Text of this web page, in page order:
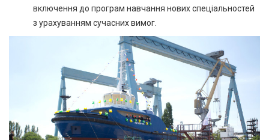
включення до програм навчання нових спеціальностей
з урахуванням сучасних вимог.